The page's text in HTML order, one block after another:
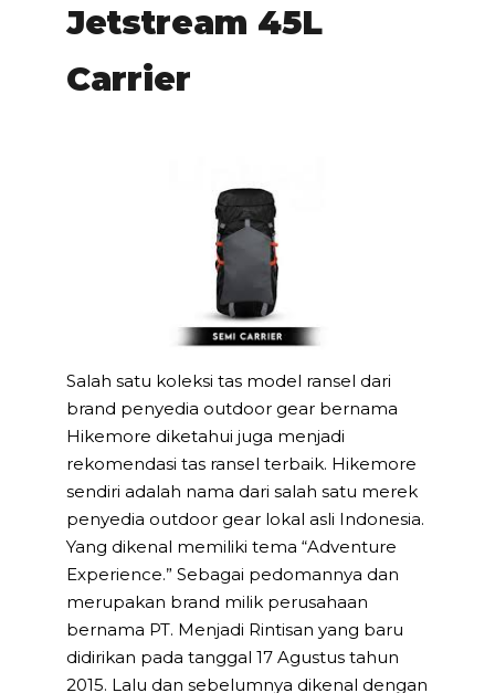
Jetstream 45L
Carrier
Salah satu koleksi tas model ransel dari
brand penyedia outdoor gear bernama
Hikemore diketahui juga menjadi
rekomendasi tas ransel terbaik. Hikemore
sendiri adalah nama dari salah satu merek
penyedia outdoor gear lokal asli Indonesia.
Yang dikenal memiliki tema “Adventure
Experience.” Sebagai pedomannya dan
merupakan brand milik perusahaan
bernama PT. Menjadi Rintisan yang baru
didirikan pada tanggal 17 Agustus tahun
2015. Lalu dan sebelumnya dikenal dengan